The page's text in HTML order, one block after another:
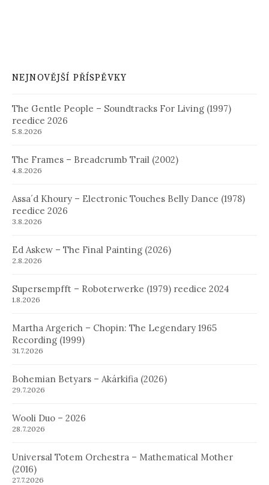
NEJNOVĚJŠÍ PŘÍSPĚVKY
The Gentle People – Soundtracks For Living (1997)
reedice 2026
5.8.2026
The Frames – Breadcrumb Trail (2002)
4.8.2026
Assa´d Khoury – Electronic Touches Belly Dance (1978)
reedice 2026
3.8.2026
Ed Askew – The Final Painting (2026)
2.8.2026
Supersempfft – Roboterwerke (1979) reedice 2024
1.8.2026
Martha Argerich – Chopin: The Legendary 1965
Recording (1999)
31.7.2026
Bohemian Betyars – Akárkifia (2026)
29.7.2026
Wooli Duo – 2026
28.7.2026
Universal Totem Orchestra – Mathematical Mother
(2016)
27.7.2026